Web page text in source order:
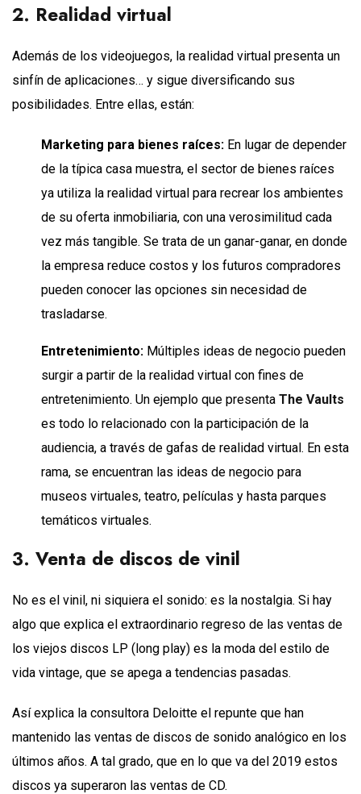
2. Realidad virtual
Además de los videojuegos, la realidad virtual presenta un
sinfín de aplicaciones… y sigue diversificando sus
posibilidades. Entre ellas, están:
Marketing para bienes raíces: En lugar de depender
de la típica casa muestra, el sector de bienes raíces
ya utiliza la realidad virtual para recrear los ambientes
de su oferta inmobiliaria, con una verosimilitud cada
vez más tangible. Se trata de un ganar-ganar, en donde
la empresa reduce costos y los futuros compradores
pueden conocer las opciones sin necesidad de
trasladarse.
Entretenimiento: Múltiples ideas de negocio pueden
surgir a partir de la realidad virtual con fines de
entretenimiento. Un ejemplo que presenta The Vaults
es todo lo relacionado con la participación de la
audiencia, a través de gafas de realidad virtual. En esta
rama, se encuentran las ideas de negocio para
museos virtuales, teatro, películas y hasta parques
temáticos virtuales.
3. Venta de discos de vinil
No es el vinil, ni siquiera el sonido: es la nostalgia. Si hay
algo que explica el extraordinario regreso de las ventas de
los viejos discos LP (long play) es la moda del estilo de
vida vintage, que se apega a tendencias pasadas.
Así explica la consultora Deloitte el repunte que han
mantenido las ventas de discos de sonido analógico en los
últimos años. A tal grado, que en lo que va del 2019 estos
discos ya superaron las ventas de CD.